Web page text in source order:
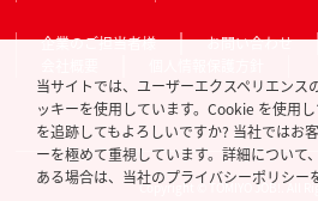
企業のご担当者様 お問い合わせ
Copyright © TOMIYO JOB!. All
当サイトでは、ユーザーエクスペリエンス
ッキーを使用しています。Cookie を使用
を追跡してもよろしいですか? 当社ではお
ーを極めて重視しています。詳細について
ある場合は、当社のプライバシーポリシー